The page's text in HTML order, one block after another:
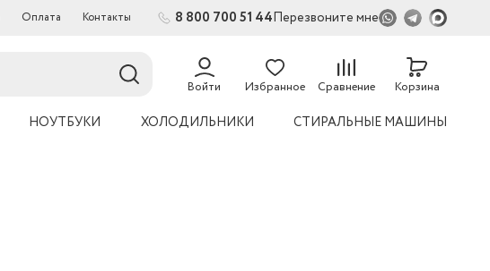
Оплата Контакты 8 800 700 51 44Перезвоните мне
Войти Избранное Сравнение
54
Корзина
НОУТБУКИ ХОЛОДИЛЬНИКИ СТИРАЛЬНЫЕ МАШИНЫ